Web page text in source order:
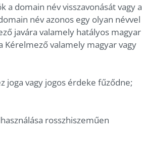
a domain név visszavonását vagy a
név azonos egy olyan névvel
javára valamely hatályos magyar
Kérelmező valamely magyar vagy
joga vagy jogos érdeke fűződne;
rosszhiszeműen